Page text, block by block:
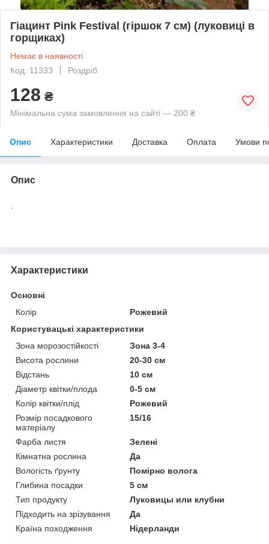
Гіацинт Pink Festival (гіршок 7 см) (луковиці в
горщиках)
Немає в наявності
Код: 11333
Роздріб
128 ₴
Мінімальна сума замовлення на сайті — 200 ₴
Опис Характеристики Доставка Оплата Умови
Опис
Характеристики
Основні
Колір
Рожевий
Користувацькі характеристики
Зона морозостійкості
Зона 3-4
Висота рослини
20-30 cм
Відстань
10 см
Діаметр квітки/плода
0-5 см
Колір квітки/плід
Рожевий
Розмір посадкового
матеріалу
15/16
Фарба листя
Зелені
Кімнатна рослина
Да
Вологість ґрунту
Помірно волога
Глибина посадки
5 см
Тип продукту
Луковицы или клубни
Підходить на зрізування
Да
Країна походження
Нідерланди